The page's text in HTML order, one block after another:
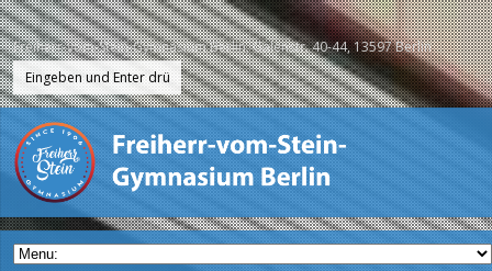
Freiherr-vom-Stein-Gymnasium Berlin, Galenstr. 40-44, 13597 Berlin